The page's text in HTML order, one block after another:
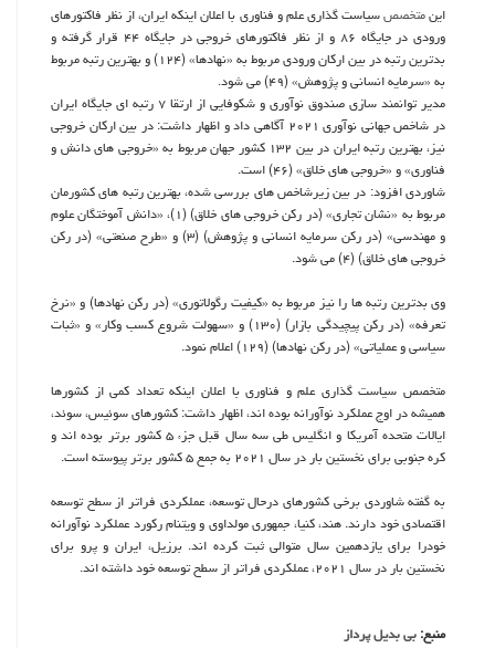
اینمتخصصسیاست گذاری علم و فناوری با اعلان اینکه ایران، از نظر فاکتورهای
ورودی در جایگاه ۸۶ و از نظر فاکتورهای خروجی در جایگاه ۴۴ قرار گرفته و
بدترین رتبه در بین ارکان ورودی مربوط به «نهادها» (۱۲۴) و بهترین رتبه مربوط
به «سرمایه انسانی و پژوهش» (۴۹) می شود.
مدیر توانمند سازی صندوق نوآوری و شکوفایی از ارتقا ۷ رتبه ای جایگاه ایران
در شاخص جهانی نوآوری ۲۰۲۱ آگاهی داد و اظهار داشت: در بین ارکان خروجی
نیز، بهترین رتبه ایران در بین ۱۳۲ کشور جهان مربوط به «خروجی های دانش و
فناوری» و «خروجی های خلاق» (۴۶) است.
شاوردی افزود: در بین زیرشاخص های بررسی شده، بهترین رتبه های کشورمان
مربوط به «نشان تجاری» (در رکن خروجی های خلاق) (۱)، «دانش آموختگان علوم
و مهندسی» (در رکن سرمایه انسانی و پژوهش) (۳) و «طرح صنعتی» (در رکن
خروجی های خلاق) (۴) می شود.
وی بدترین رتبه ها را نیز مربوط به «کیفیت رگولاتوری» (در رکن نهادها) و «نرخ
تعرفه» (در رکن پیچیدگی بازار) (۱۳۰) و «سهولت شروع کسب وکار» و «ثبات
سیاسی و عملیاتی» (در رکن نهادها) (۱۲۹) اعلام نمود.
متخصص سیاست گذاری علم و فناوری با اعلان اینکه تعداد کمی از کشورها
همیشه در اوج عملکرد نوآورانه بوده اند، اظهار داشت: کشورهای سوئیس، سوئد،
ایالات متحده آمریکا و انگلیس طی سه سال قبل جزء ۵ کشور برتر بوده اند و
کره جنوبی برای نخستین بار در سال ۲۰۲۱ به جمع ۵ کشور برتر پیوسته است.
به گفته شاوردی برخی کشورهای درحال توسعه، عملکردی فراتر از سطح توسعه
اقتصادی خود دارند. هند، کنیا، جمهوری مولداوی و ویتنام رکورد عملکرد نوآورانه
خودرا برای یازدهمین سال متوالی ثبت کرده اند. برزیل، ایران و پرو برای
نخستین بار در سال ۲۰۲۱، عملکردی فراتر از سطح توسعه خود داشته اند.
منبع:بی بدیل پرداز